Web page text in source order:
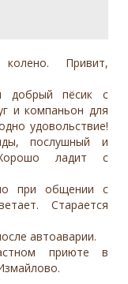
Привит,
добрый пёсик с
и компаньон для
удовольствие!
послушный и
ладит с
при общении с
Старается
автоаварии.
приюте в